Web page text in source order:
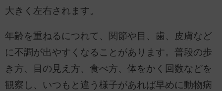
大きく左右されます。
年齢を重ねるにつれて、関節や目、歯、皮膚など
に不調が出やすくなることがあります。普段の歩
き方、目の見え方、食べ方、体をかく回数などを
観察し、いつもと違う様子があれば早めに動物病